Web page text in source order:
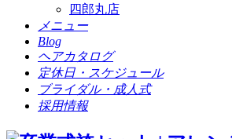
四郎丸店
メニュー
Blog
ヘアカタログ
定休日・スケジュール
ブライダル・成人式
採用情報